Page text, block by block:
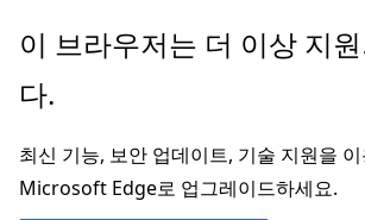
주
콘
츠
로
페
지
탐
색
이 브라우저는 더 이상 지
다.
최신 기능, 보안 업데이트, 기술 지원을
Microsoft Edge로 업그레이드하세요.